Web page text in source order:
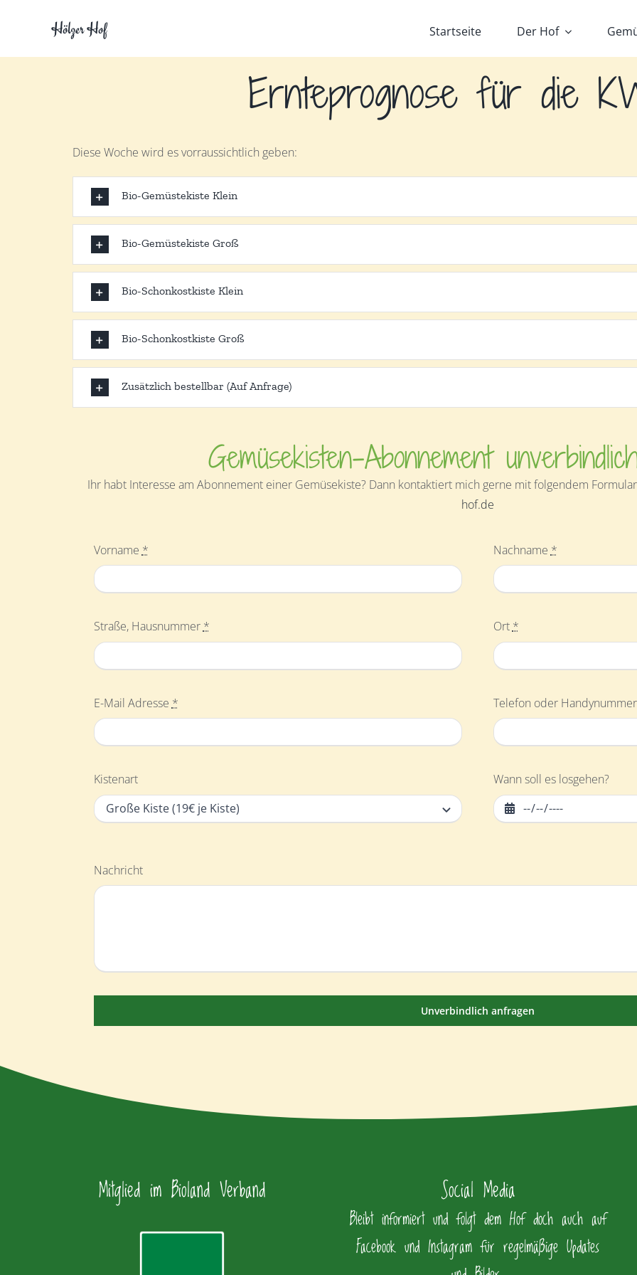
Hölzer Hof Startseite Der Hof
Ernteprognose für die
Diese Woche wird es vorraussichtlich geben:
Bio-Gemüstekiste Klein
Bio-Gemüstekiste Groß
Bio-Schonkostkiste Klein
Bio-Schonkostkiste Groß
Zusätzlich bestellbar (Auf Anfrage)
Gemüsekisten-Abonnement
Ihr habt Interesse am Abonnement einer Gemüsekiste? Dann kontaktiert mich gerne mit folgendem
hof.de
Vorname * Nachname *
Straße, Hausnummer * Ort *
E-Mail Adresse * Telefon oder
Kistenart Wann soll es losgehen?
Nachricht
Unverbindlich anfragen
Mitglied im Bioland Verband Social Media
Bleibt informiert und folgt dem Hof doch auch auf
Facebook und Instagram für regelmäßige Updates